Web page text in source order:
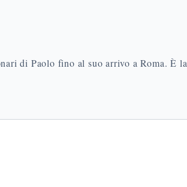
di Paolo fino al suo arrivo a Roma. È la